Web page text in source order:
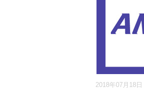
2018年07月18日